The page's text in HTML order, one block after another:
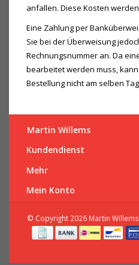
anfallen. Diese Kosten
Eine Zahlung per
Sie bei der Überweisung
Rechnungsnummer an. Da
bearbeitet werden muss,
Bestellung nicht am selben
Martin Willems
Kundendienst
Mehr
Mein Konto
© Copyright 2026 Martin Willems